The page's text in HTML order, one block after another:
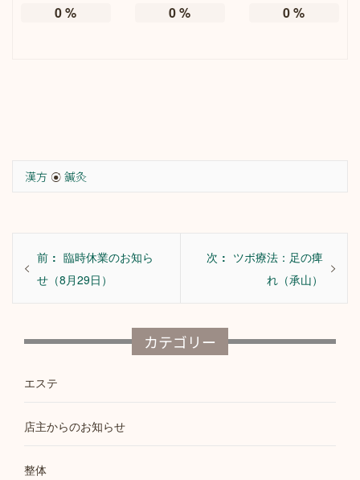
0% 0% 0%
漢方 鍼灸
稿
ゲ
ー
ョ
ン
前
前
の
臨時休業のお知ら
せ（8月29日）
次
次
ツボ療法：足の痺
れ（承山）
カテゴリー
エステ
店主からのお知らせ
整体